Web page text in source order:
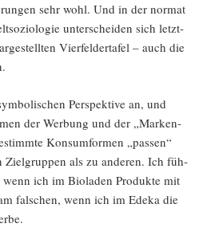
sehr wohl. Und in der nor­ma­t
unter­schei­den sich letzt­
Vier­fel­der­ta­fel – auch die
Per­spek­ti­ve an, und
der Wer­bung und der „Mar­ken­
Kon­sum­for­men „pas­sen“
Ziel­grup­pen als zu ande­ren. Ich füh­
ich im Bio­la­den Pro­duk­te mit
fal­schen, wenn ich im Ede­ka die